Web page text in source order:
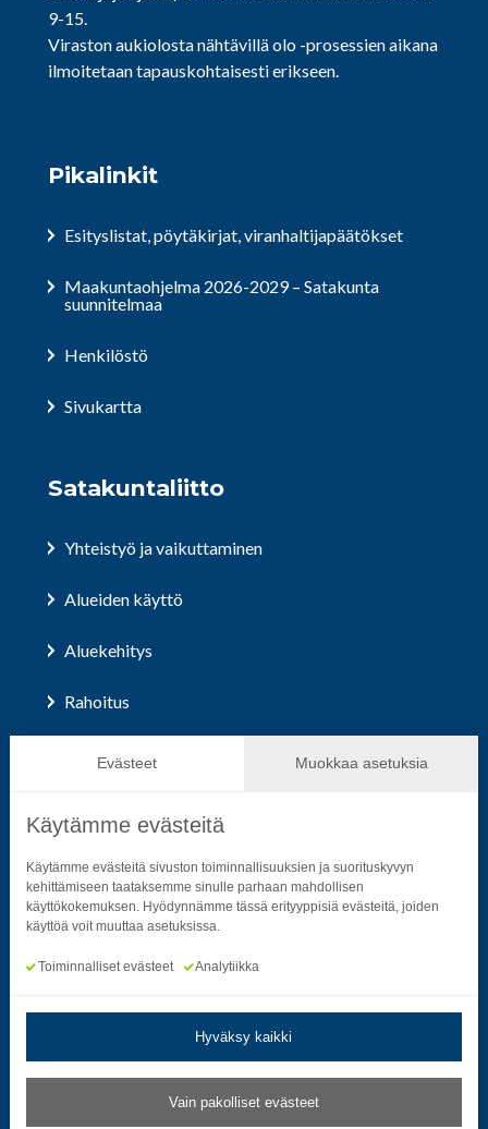
Evästeet Muokkaa asetuksia
Käytämme evästeitä
Käytämme evästeitä sivuston toiminnallisuuksien ja suorituskyvyn
kehittämiseen taataksemme sinulle parhaan mahdollisen
käyttökokemuksen. Hyödynnämme tässä erityyppisiä evästeitä, joiden
käyttöä voit muuttaa asetuksissa.
Toiminnalliset evästeet Analytiikka
Hyväksy kaikki
Vain pakolliset evästeet
9-15.
Viraston aukiolosta nähtävillä olo -prosessien aikana
ilmoitetaan tapauskohtaisesti erikseen.
Pikalinkit
Esityslistat, pöytäkirjat, viranhaltijapäätökset
Maakuntaohjelma 2026-2029 – Satakunta
suunnitelmaa
Henkilöstö
Sivukartta
Satakuntaliitto
Yhteistyö ja vaikuttaminen
Alueiden käyttö
Aluekehitys
Rahoitus
Hallinto ja päätöksenteko
Seuraa sosiaalisessa mediassa
Neliön mallinen ikoni, joka kuvastaa f-kirjainta.
Neliön mallinen ikoni, joka kuvastaa f-kirjainta.
Neliön mallinen ikoni, joka kuvastaa
Neliön mallinen ikoni, jonka
Neliön mallinen ikoni,
Neliön mallinen
Tietosuoja- ja rekisteriselosteet|
Saavutettavuusseloste